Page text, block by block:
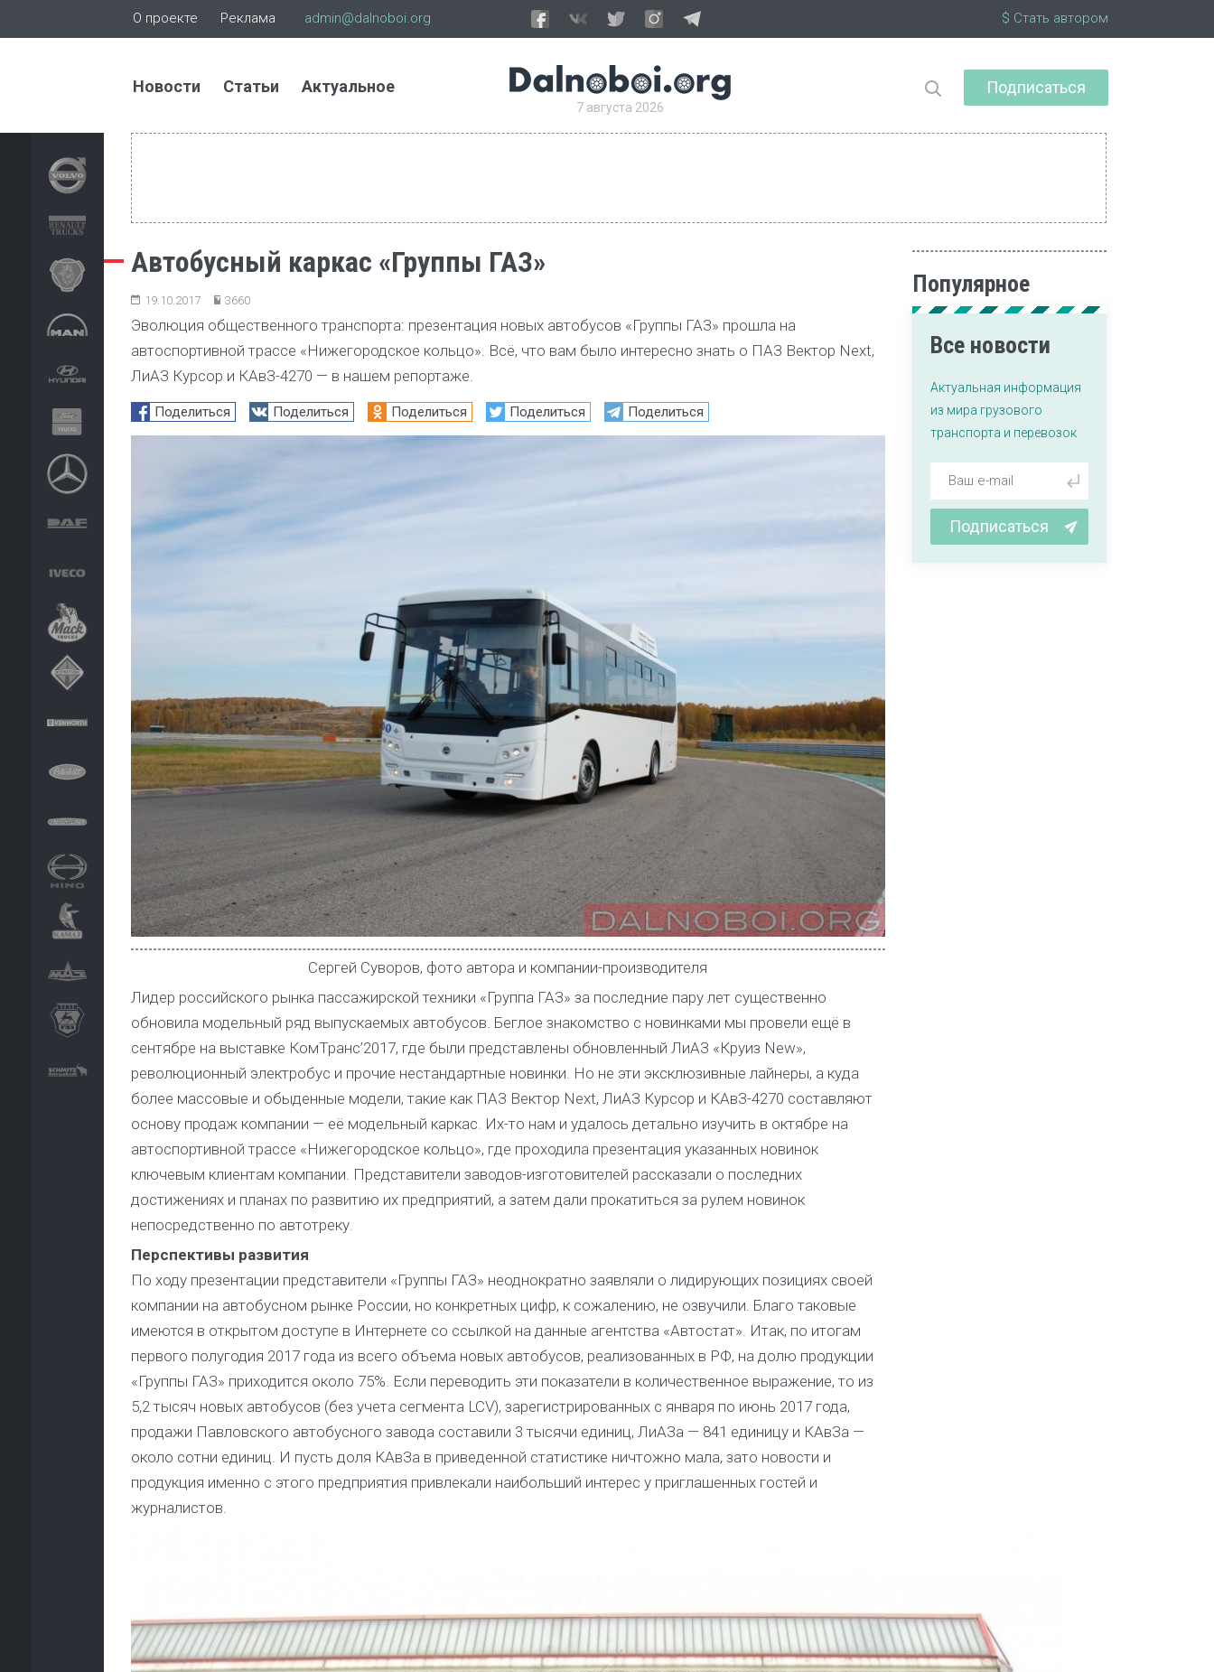
О проекте Реклама admin@dalnoboi.org $ Стать автором
Новости Статьи Актуальное
7 августа 2026
Подписаться
Автобусный каркас «Группы ГАЗ»
19.10.2017 3660
Эволюция общественного транспорта: презентация новых автобусов «Группы ГАЗ» прошла на
автоспортивной трассе «Нижегородское кольцо». Всё, что вам было интересно знать о ПАЗ Вектор Next,
ЛиАЗ Курсор и КАвЗ-4270 — в нашем репортаже.
Поделиться Поделиться Поделиться Поделиться Поделиться
Сергей Суворов, фото автора и компании-производителя
Лидер российского рынка пассажирской техники «Группа ГАЗ» за последние пару лет существенно
обновила модельный ряд выпускаемых автобусов. Беглое знакомство с новинками мы провели ещё в
сентябре на выставке КомТранс’2017, где были представлены обновленный ЛиАЗ «Круиз New»,
революционный электробус и прочие нестандартные новинки. Но не эти эксклюзивные лайнеры, а куда
более массовые и обыденные модели, такие как ПАЗ Вектор Next, ЛиАЗ Курсор и КАвЗ-4270 составляют
основу продаж компании — её модельный каркас. Их-то нам и удалось детально изучить в октябре на
автоспортивной трассе «Нижегородское кольцо», где проходила презентация указанных новинок
ключевым клиентам компании. Представители заводов-изготовителей рассказали о последних
достижениях и планах по развитию их предприятий, а затем дали прокатиться за рулем новинок
непосредственно по автотреку.
Перспективы развития
По ходу презентации представители «Группы ГАЗ» неоднократно заявляли о лидирующих позициях своей
компании на автобусном рынке России, но конкретных цифр, к сожалению, не озвучили. Благо таковые
имеются в открытом доступе в Интернете со ссылкой на данные агентства «Автостат». Итак, по итогам
первого полугодия 2017 года из всего объема новых автобусов, реализованных в РФ, на долю продукции
«Группы ГАЗ» приходится около 75%. Если переводить эти показатели в количественное выражение, то из
5,2 тысяч новых автобусов (без учета сегмента LCV), зарегистрированных с января по июнь 2017 года,
продажи Павловского автобусного завода составили 3 тысячи единиц, ЛиАЗа — 841 единицу и КАвЗа —
около сотни единиц. И пусть доля КАвЗа в приведенной статистике ничтожно мала, зато новости и
продукция именно с этого предприятия привлекали наибольший интерес у приглашенных гостей и
журналистов.
Популярное
Все новости
Актуальная информация
из мира грузового
транспорта и перевозок
Подписаться